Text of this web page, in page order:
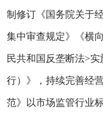
制修订《国务院关于
集中审查规定》《横
民共和国反垄断法>
行）》，持续完善经
范》以市场监管行业